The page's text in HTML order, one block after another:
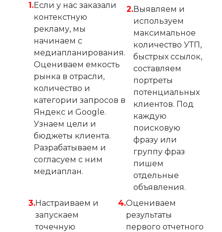
Если у нас заказали
контекстную
рекламу, мы
начинаем с
медиапланирования.
Оцениваем емкость
рынка в отрасли,
количество и
категории запросов в
Яндекс и Google.
Узнаем цели и
бюджеты клиента.
Разрабатываем и
согласуем с ним
медиаплан.
Выявляем и
используем
максимальное
количество УТП,
быстрых ссылок,
составляем
портреты
потенциальных
клиентов. Под
каждую
поисковую
фразу или
группу фраз
пишем
отдельные
объявления.
Настраиваем и
запускаем
точечную
Оцениваем
результаты
первого отчетного